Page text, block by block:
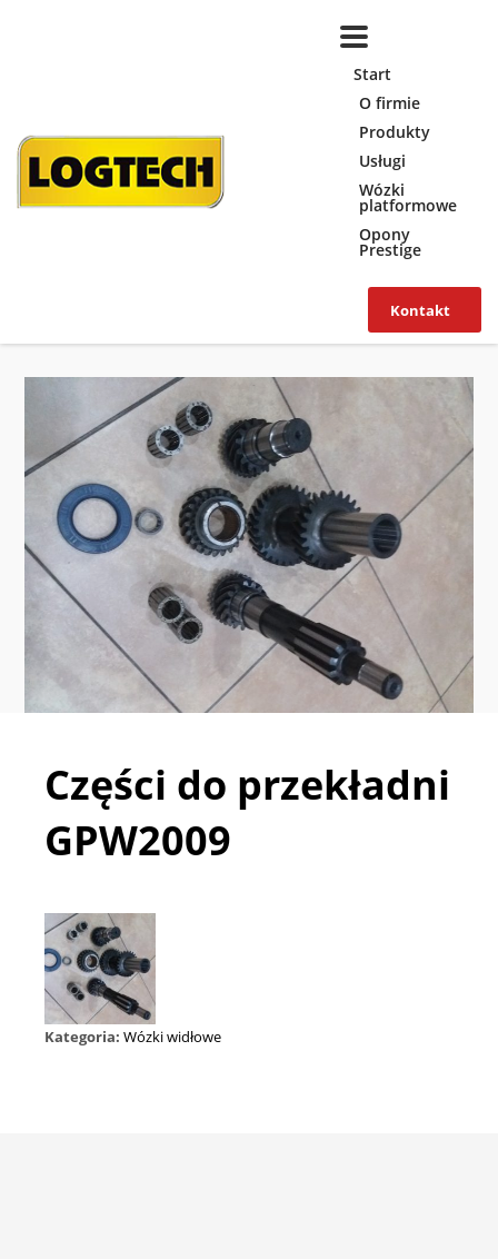
Start
O firmie
Produkty
Usługi
Wózki
platformowe
Opony
Prestige
Kontakt
Części do przekładni
GPW2009
Kategoria: Wózki widłowe